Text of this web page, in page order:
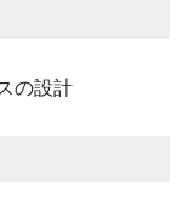
の設計